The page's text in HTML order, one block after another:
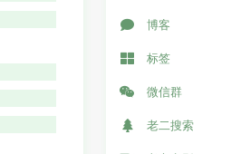
博客
标签
微信群
老二搜索